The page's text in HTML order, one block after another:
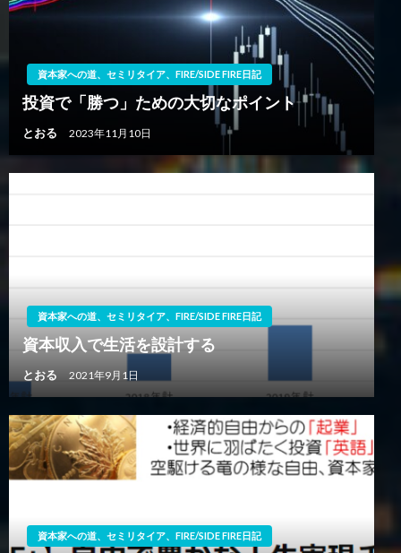
資本家への道、セミリタイア、FIRE/SIDE FIRE日記
投資で「勝つ」ための大切なポイント
とおる 2023年11月10日
資本家への道、セミリタイア、FIRE/SIDE FIRE日記
資本収入で生活を設計する
とおる 2021年9月1日
資本家への道、セミリタイア、FIRE/SIDE FIRE日記